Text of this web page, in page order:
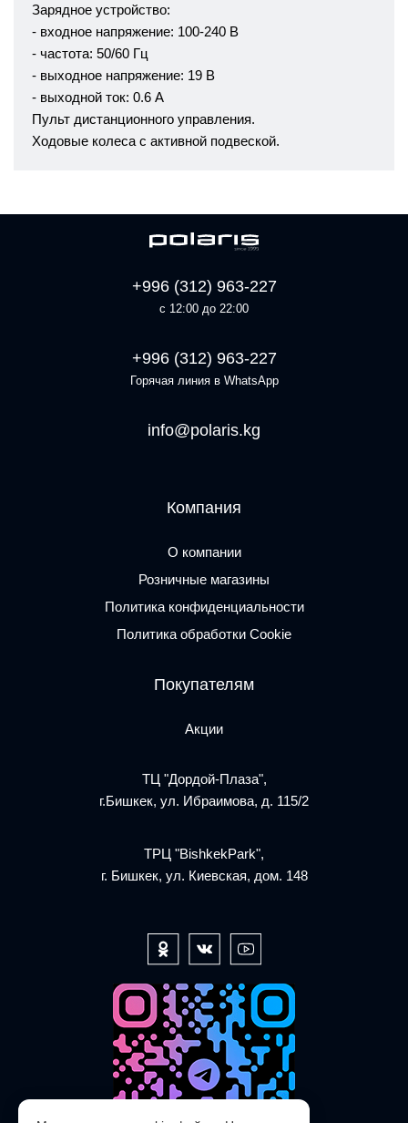
Зарядное устройство:
- входное напряжение: 100-240 В
- частота: 50/60 Гц
- выходное напряжение: 19 В
- выходной ток: 0.6 А
Пульт дистанционного управления.
Ходовые колеса с активной подвеской.
+996 (312) 963-227
с 12:00 до 22:00
+996 (312) 963-227
Горячая линия в WhatsApp
info@polaris.kg
Компания
О компании
Розничные магазины
Политика конфиденциальности
Политика обработки Cookie
Покупателям
Акции
ТЦ "Дордой-Плаза",
г.Бишкек, ул. Ибраимова, д. 115/2
ТРЦ "BishkekPark",
г. Бишкек, ул. Киевская, дом. 148